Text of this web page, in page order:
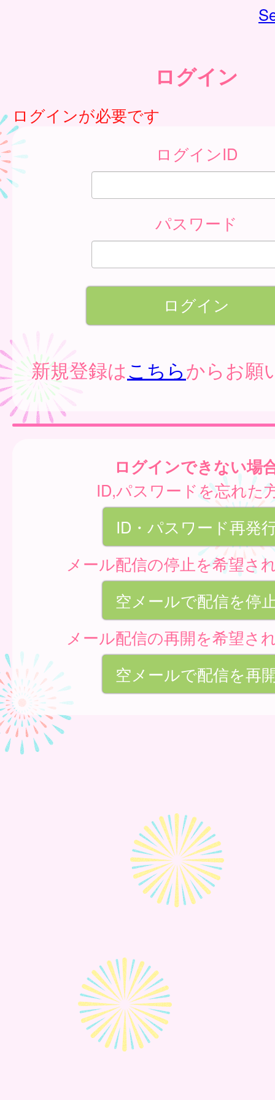
ログイン
ログインが必要です
ログインID
パスワード
新規登録はこちらからお願
ログインできない場
ID,パスワードを忘れた
ID・パスワード再発
メール配信の停止を希望さ
空メールで配信を停
メール配信の再開を希望さ
空メールで配信を再